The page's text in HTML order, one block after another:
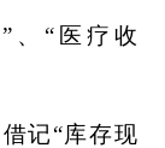
、“医疗收
记“库存现